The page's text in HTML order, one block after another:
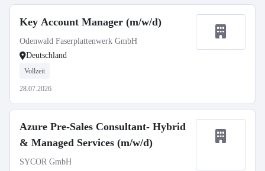
Key Account Manager (m/w/d)
Odenwald Faserplattenwerk GmbH
Deutschland
Vollzeit
28.07.2026
Azure Pre-Sales Consultant- Hybrid
& Managed Services (m/w/d)
SYCOR GmbH